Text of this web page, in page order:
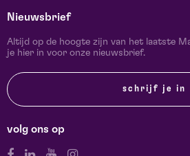
Nieuwsbrief
Altijd op de hoogte zijn van het laatste
je hier in voor onze nieuwsbrief.
schrijf je in
volg ons op